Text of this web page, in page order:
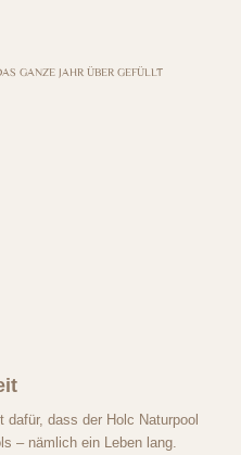
GANZE JAHR ÜBER GEFÜLLT
dass der Holc Naturpool
– nämlich ein Leben lang.